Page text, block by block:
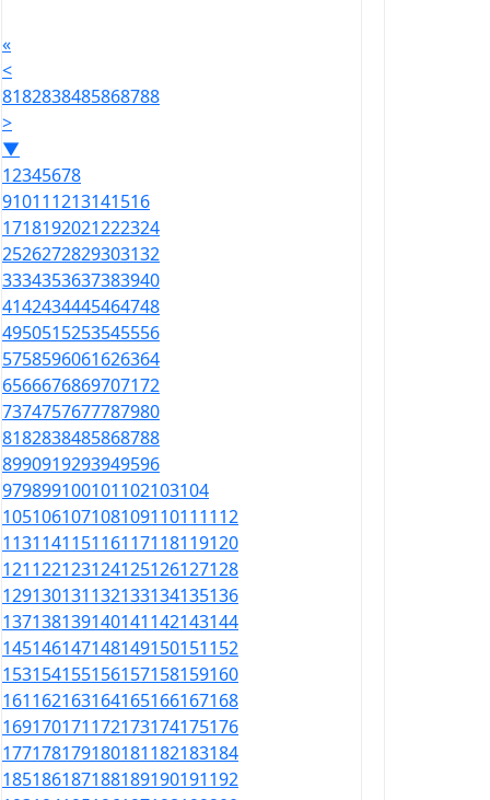
«
<
8182838485868788
>
▼
12345678
910111213141516
1718192021222324
2526272829303132
3334353637383940
4142434445464748
4950515253545556
5758596061626364
6566676869707172
7374757677787980
8182838485868788
8990919293949596
979899100101102103104
105106107108109110111112
113114115116117118119120
121122123124125126127128
129130131132133134135136
137138139140141142143144
145146147148149150151152
153154155156157158159160
161162163164165166167168
169170171172173174175176
177178179180181182183184
185186187188189190191192